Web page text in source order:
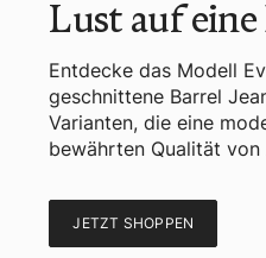
Lust auf eine
Entdecke das Modell
geschnittene Barrel
Varianten, die eine
bewährten Qualität von
JETZT SHOPPEN